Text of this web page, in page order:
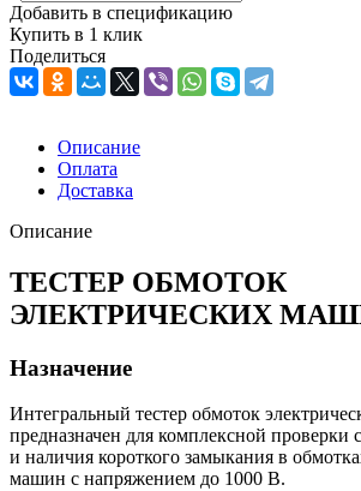
Добавить в спецификацию
Купить в 1 клик
Поделиться
Описание
Оплата
Доставка
Описание
ТЕСТЕР ОБМОТОК
ЭЛЕКТРИЧЕСКИХ
Назначение
Интегральный тестер обмоток
предназначен для комплексной проверки
и наличия короткого замыкания в
машин с напряжением до 1000 В.